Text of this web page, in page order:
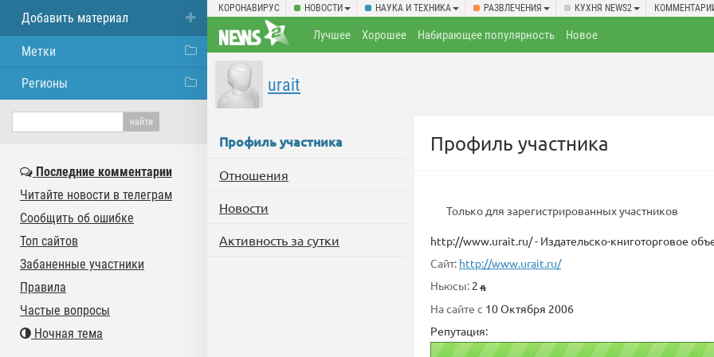
КОРОНАВИРУС НОВОСТИ НАУКА И ТЕХНИКА РАЗВЛЕЧЕНИЯ КУХНЯ NEWS2
Лучшее Хорошее Набирающее популярность Новое
urait
Профиль участника
Отношения
Новости
Активность за сутки
Профиль участника
Только для зарегистрированных участников
http://www.urait.ru/ - Издательско-книготорговое
Сайт: http://www.urait.ru/
Ньюсы: 2
На сайте с 10 Октября 2006
Репутация:
Добавить материал
Метки
Регионы
Последние комментарии
Читайте новости в телеграм
Сообщить об ошибке
Топ сайтов
Забаненные участники
Правила
Частые вопросы
Ночная тема